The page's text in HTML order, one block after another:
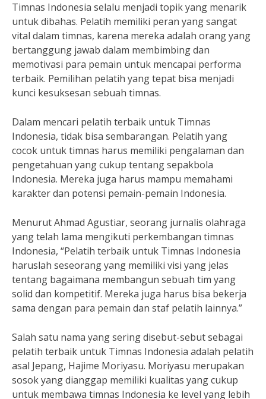
Timnas Indonesia selalu menjadi topik yang menarik
untuk dibahas. Pelatih memiliki peran yang sangat
vital dalam timnas, karena mereka adalah orang yang
bertanggung jawab dalam membimbing dan
memotivasi para pemain untuk mencapai performa
terbaik. Pemilihan pelatih yang tepat bisa menjadi
kunci kesuksesan sebuah timnas.
Dalam mencari pelatih terbaik untuk Timnas
Indonesia, tidak bisa sembarangan. Pelatih yang
cocok untuk timnas harus memiliki pengalaman dan
pengetahuan yang cukup tentang sepakbola
Indonesia. Mereka juga harus mampu memahami
karakter dan potensi pemain-pemain Indonesia.
Menurut Ahmad Agustiar, seorang jurnalis olahraga
yang telah lama mengikuti perkembangan timnas
Indonesia, “Pelatih terbaik untuk Timnas Indonesia
haruslah seseorang yang memiliki visi yang jelas
tentang bagaimana membangun sebuah tim yang
solid dan kompetitif. Mereka juga harus bisa bekerja
sama dengan para pemain dan staf pelatih lainnya.”
Salah satu nama yang sering disebut-sebut sebagai
pelatih terbaik untuk Timnas Indonesia adalah pelatih
asal Jepang, Hajime Moriyasu. Moriyasu merupakan
sosok yang dianggap memiliki kualitas yang cukup
untuk membawa timnas Indonesia ke level yang lebih